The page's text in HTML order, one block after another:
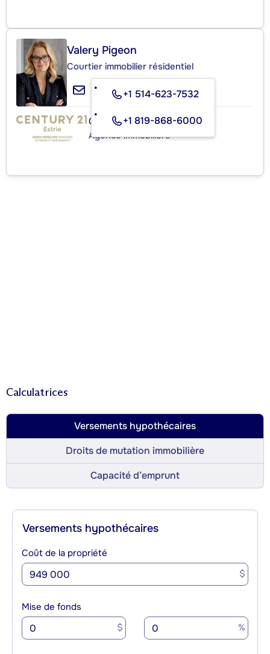
Valery Pigeon
Courtier immobilier résidentiel
+1 514-623-7532
+1 819-868-6000
CENTURY 21 ESTRIE
Agence immobilière
Calculatrices
Versements hypothécaires
Droits de mutation immobilière
Capacité d’emprunt
Versements hypothécaires
Coût de la propriété
$
Mise de fonds
$ %